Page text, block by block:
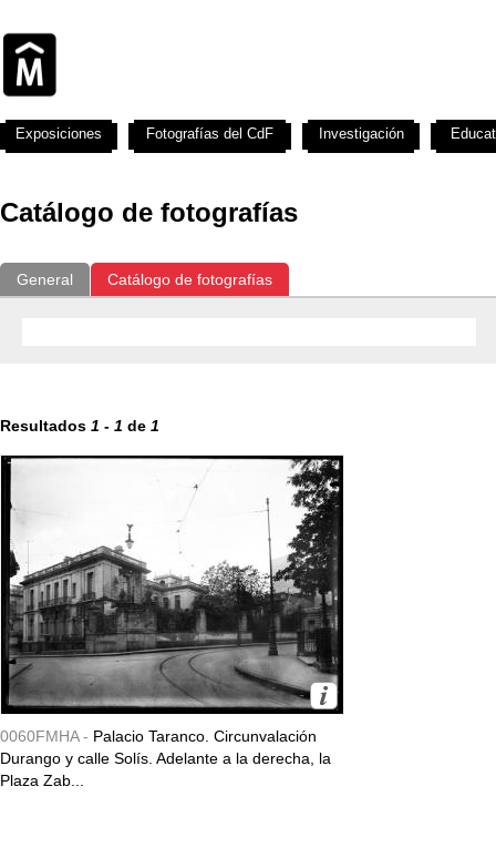
Catálogo de fotografías
General Catálogo de fotografías
Resultados 1 - 1 de 1
0060FMHA - Palacio Taranco. Circunvalación
Durango y calle Solís. Adelante a la derecha, la
Plaza Zab...
Exposiciones Fotografías del CdF Investigación